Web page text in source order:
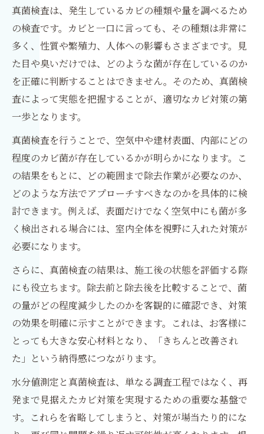
真菌検査は、発生しているカビの種類や量を調べるため
の検査です。カビと一口に言っても、その種類は非常に
多く、性質や繁殖力、人体への影響もさまざまです。見
た目や臭いだけでは、どのような菌が存在しているのか
を正確に判断することはできません。そのため、真菌検
査によって実態を把握することが、適切なカビ対策の第
一歩となります。
真菌検査を行うことで、空気中や建材表面、内部にどの
程度のカビ菌が存在しているかが明らかになります。こ
の結果をもとに、どの範囲まで除去作業が必要なのか、
どのような方法でアプローチすべきなのかを具体的に検
討できます。例えば、表面だけでなく空気中にも菌が多
く検出される場合には、室内全体を視野に入れた対策が
必要になります。
さらに、真菌検査の結果は、施工後の状態を評価する際
にも役立ちます。除去前と除去後を比較することで、菌
の量がどの程度減少したのかを客観的に確認でき、対策
の効果を明確に示すことができます。これは、お客様に
とっても大きな安心材料となり、「きちんと改善され
た」という納得感につながります。
水分値測定と真菌検査は、単なる調査工程ではなく、再
発まで見据えたカビ対策を実現するための重要な基盤で
す。これらを省略してしまうと、対策が場当たり的にな